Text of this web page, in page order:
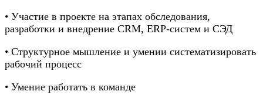
• Участие в проекте на этапах обследования,
разработки и внедрение CRM, ERP-систем и СЭД
• Структурное мышление и умении систематизировать
рабочий процесс
• Умение работать в команде